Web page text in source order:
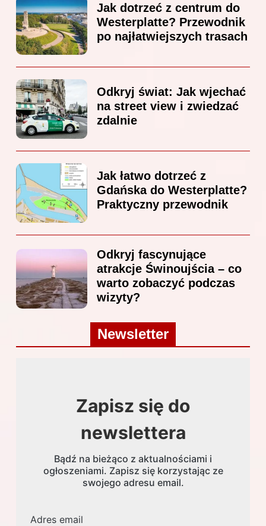
Jak dotrzeć z centrum do
Westerplatte? Przewodnik
po najłatwiejszych trasach
Odkryj świat: Jak wjechać
na street view i zwiedzać
zdalnie
Jak łatwo dotrzeć z
Gdańska do Westerplatte?
Praktyczny przewodnik
Odkryj fascynujące
atrakcje Świnoujścia – co
warto zobaczyć podczas
wizyty?
Newsletter
Zapisz się do
newslettera
Bądź na bieżąco z aktualnościami i
ogłoszeniami. Zapisz się korzystając ze
swojego adresu email.
Adres email